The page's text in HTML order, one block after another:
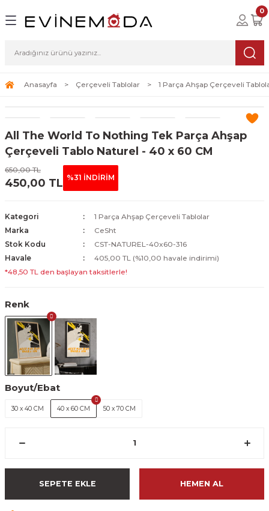
Geri Dön
Geri Dön
Tablolar
Geri Dön 0
Anasayfa Çerçeveli Tablolar 1 Parça Ahşap Çerçeveli
All The World To Nothing Tek Parça Ahşap
Çerçeveli Tablo Naturel - 40 x 60 CM
650,00 TL
450,00 TL %31 İNDİRİM
Kategori
1 Parça Ahşap Çerçeveli Tablolar
Marka
CeSht
Stok Kodu
CST-NATUREL-40x60-316
Havale
405,00 TL (%10,00 havale indirimi)
*48,50 TL den başlayan taksitlerle!
Renk
Boyut/Ebat
30 x 40 CM 40 x 60 CM 50 x 70 CM
SEPETE EKLE HEMEN AL